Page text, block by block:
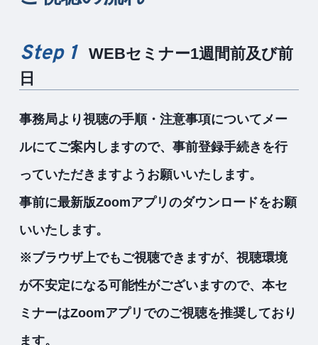
Step 1
WEBセミナー1週間前及び前
日
事務局より視聴の手順・注意事項についてメー
ルにてご案内しますので、事前登録手続きを行
っていただきますようお願いいたします。
事前に最新版Zoomアプリのダウンロードをお願
いいたします。
※ブラウザ上でもご視聴できますが、視聴環境
が不安定になる可能性がございますので、本セ
ミナーはZoomアプリでのご視聴を推奨しており
ます。